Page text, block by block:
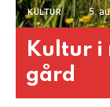
KULTUR 5.
Kultur i
gård